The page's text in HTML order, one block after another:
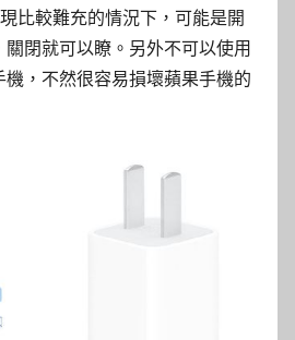
比較難充的情況下，可能是開
閉就可以瞭。另外不可以使用
，不然很容易損壞蘋果手機的